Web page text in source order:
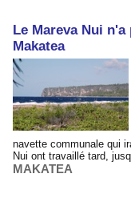
Le Mareva Nui
Makatea
navette communale qui
Nui ont travaillé tard,
MAKATEA